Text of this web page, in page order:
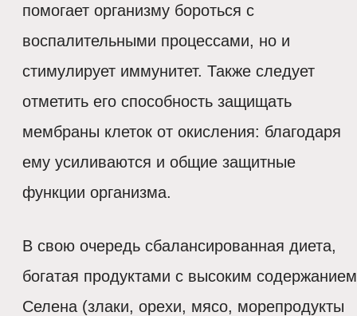
помогает организму бороться с
воспалительными процессами, но и
стимулирует иммунитет. Также следует
отметить его способность защищать
мембраны клеток от окисления: благодаря
ему усиливаются и общие защитные
функции организма.
В свою очередь сбалансированная диета,
богатая продуктами с высоким содержанием
Селена (злаки, орехи, мясо, морепродукты